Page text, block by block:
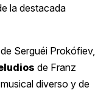
la destacada
de Serguéi Prokófiev,
de Franz
diverso y de